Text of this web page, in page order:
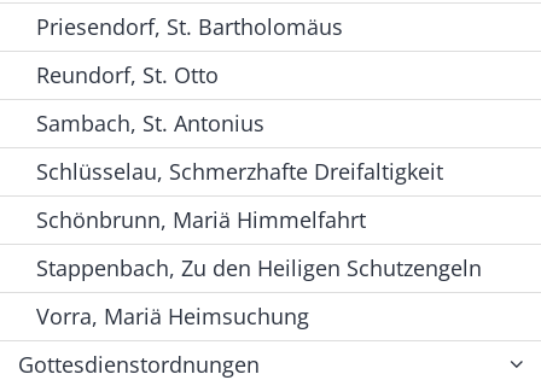
Priesendorf, St. Bartholomäus
Reundorf, St. Otto
Sambach, St. Antonius
Schlüsselau, Schmerzhafte Dreifaltigkeit
Schönbrunn, Mariä Himmelfahrt
Stappenbach, Zu den Heiligen Schutzengeln
Vorra, Mariä Heimsuchung
Gottesdienstordnungen